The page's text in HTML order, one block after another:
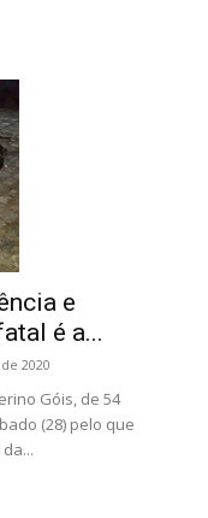
e
é a...
2020
Góis, de 54
(28) pelo que